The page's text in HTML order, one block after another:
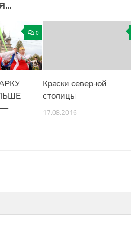
0
—
Краски северной
столицы
17.08.2016